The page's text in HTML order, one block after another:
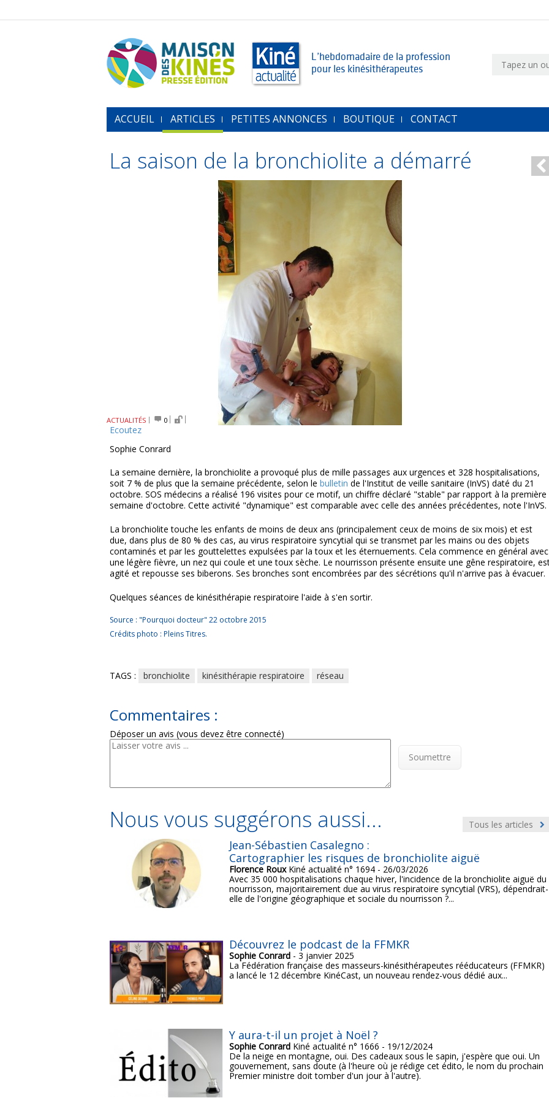
L’hebdomadaire de la profession
pour les kinésithérapeutes
ACCUEIL ARTICLES PETITES ANNONCES BOUTIQUE CONTACT
La saison de la bronchiolite a démarré
ACTUALITÉS 0
Ecoutez
Sophie Conrard
La semaine dernière, la bronchiolite a provoqué plus de mille passages aux urgences et 328 hospitalisations,
soit 7 % de plus que la semaine précédente, selon le bulletin de l'Institut de veille sanitaire (InVS) daté du 21
octobre. SOS médecins a réalisé 196 visites pour ce motif, un chiffre déclaré "stable" par rapport à la première
semaine d'octobre. Cette activité "dynamique" est comparable avec celle des années précédentes, note l'InVS.
La bronchiolite touche les enfants de moins de deux ans (principalement ceux de moins de six mois) et est
due, dans plus de 80 % des cas, au virus respiratoire syncytial qui se transmet par les mains ou des objets
contaminés et par les gouttelettes expulsées par la toux et les éternuements. Cela commence en général avec
une légère fièvre, un nez qui coule et une toux sèche. Le nourrisson présente ensuite une gêne respiratoire,
agité et repousse ses biberons. Ses bronches sont encombrées par des sécrétions qu'il n'arrive pas à évacuer.
Quelques séances de kinésithérapie respiratoire l'aide à s'en sortir.
Source : "Pourquoi docteur" 22 octobre 2015
Crédits photo : Pleins Titres.
TAGS : bronchiolite kinésithérapie respiratoire réseau
Commentaires :
Déposer un avis (vous devez être connecté)
Soumettre
Tous les articles
Nous vous suggérons aussi...
Jean-Sébastien Casalegno :
Cartographier les risques de bronchiolite aiguë
Florence RouxKiné actualité n° 1694 - 26/03/2026
Avec 35 000 hospitalisations chaque hiver, l'incidence de la bronchiolite aiguë du
nourrisson, majoritairement due au virus respiratoire syncytial (VRS), dépendrait-
elle de l'origine géographique et sociale du nourrisson ?...
Découvrez le podcast de la FFMKR
Sophie Conrard- 3 janvier 2025
La Fédération française des masseurs-kinésithérapeutes rééducateurs (FFMKR)
a lancé le 12 décembre KinéCast, un nouveau rendez-vous dédié aux...
Y aura-t-il un projet à Noël ?
Sophie ConrardKiné actualité n° 1666 - 19/12/2024
De la neige en montagne, oui. Des cadeaux sous le sapin, j'espère que oui. Un
gouvernement, sans doute (à l'heure où je rédige cet édito, le nom du prochain
Premier ministre doit tomber d'un jour à l'autre).